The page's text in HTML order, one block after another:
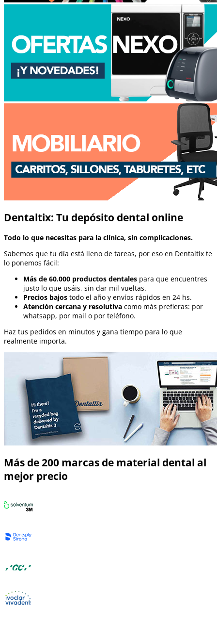
Dentaltix: Tu depósito dental online
Todo lo que necesitas para la clínica, sin complicaciones.
Sabemos que tu día está lleno de tareas, por eso en Dentaltix te
lo ponemos fácil:
Más de 60.000 productos dentales para que encuentres
justo lo que usáis, sin dar mil vueltas.
Precios bajos todo el año y envíos rápidos en 24 hs.
Atención cercana y resolutiva como más prefieras: por
whatsapp, por mail o por teléfono.
Haz tus pedidos en minutos y gana tiempo para lo que
realmente importa.
Más de 200 marcas de material dental al
mejor precio